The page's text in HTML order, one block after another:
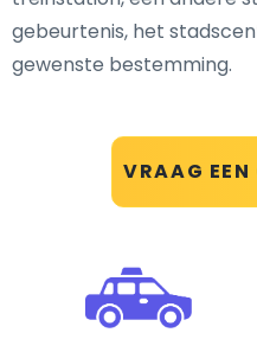
VRAAG EEN
gebeurtenis, het
gewenste bestemming.